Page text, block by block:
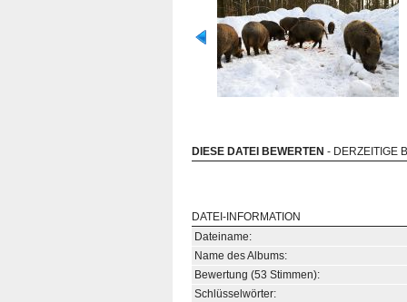
DIESE DATEI BEWERTEN - DERZEITIGE
DATEI-INFORMATION
Dateiname:
Name des Albums:
Bewertung (53 Stimmen):
Schlüsselwörter: